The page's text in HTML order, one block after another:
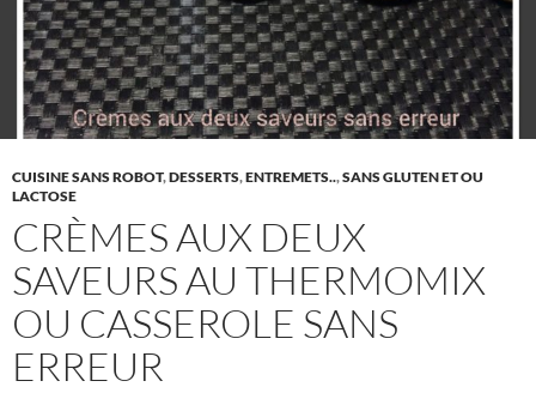
CUISINE SANS ROBOT,DESSERTS,ENTREMETS..,SANS GLUTEN ET OU
LACTOSE
CRÈMES AUX DEUX
SAVEURS AU THERMOMIX
OU CASSEROLE SANS
ERREUR